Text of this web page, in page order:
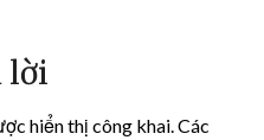
lời
hiển thị công khai.Các